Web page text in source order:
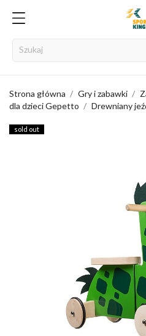
Strona główna Gry i zabawki
dla dzieci Gepetto
Drewniany
sold out